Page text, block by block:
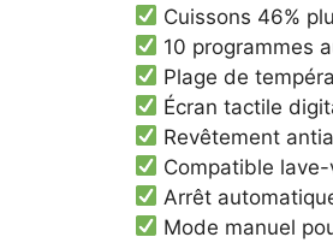
Cuissons 46%
10 programmes
Plage de
Écran tactile
Revêtement
Compatible
Arrêt
Mode manuel